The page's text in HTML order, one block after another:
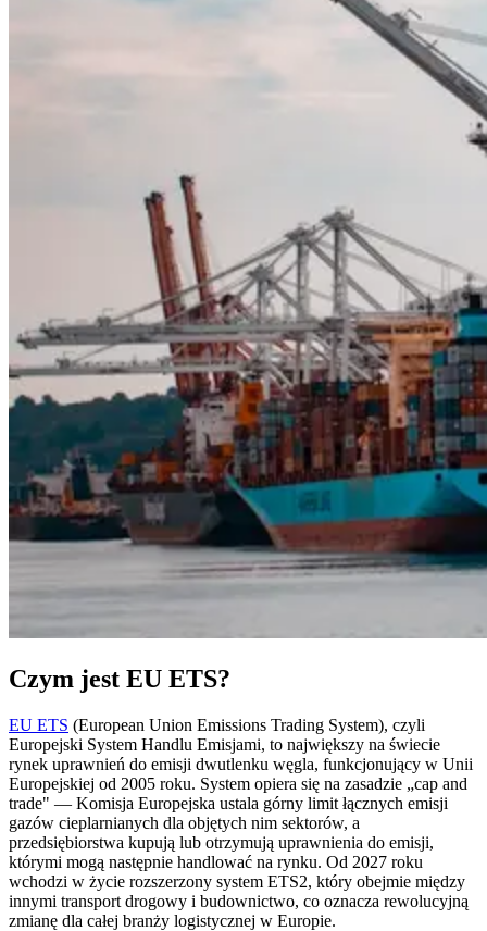
Czym jest EU ETS?
EU ETS (European Union Emissions Trading System), czyli
Europejski System Handlu Emisjami, to największy na świecie
rynek uprawnień do emisji dwutlenku węgla, funkcjonujący w Unii
Europejskiej od 2005 roku. System opiera się na zasadzie „cap and
trade" — Komisja Europejska ustala górny limit łącznych emisji
gazów cieplarnianych dla objętych nim sektorów, a
przedsiębiorstwa kupują lub otrzymują uprawnienia do emisji,
którymi mogą następnie handlować na rynku. Od 2027 roku
wchodzi w życie rozszerzony system ETS2, który obejmie między
innymi transport drogowy i budownictwo, co oznacza rewolucyjną
zmianę dla całej branży logistycznej w Europie.